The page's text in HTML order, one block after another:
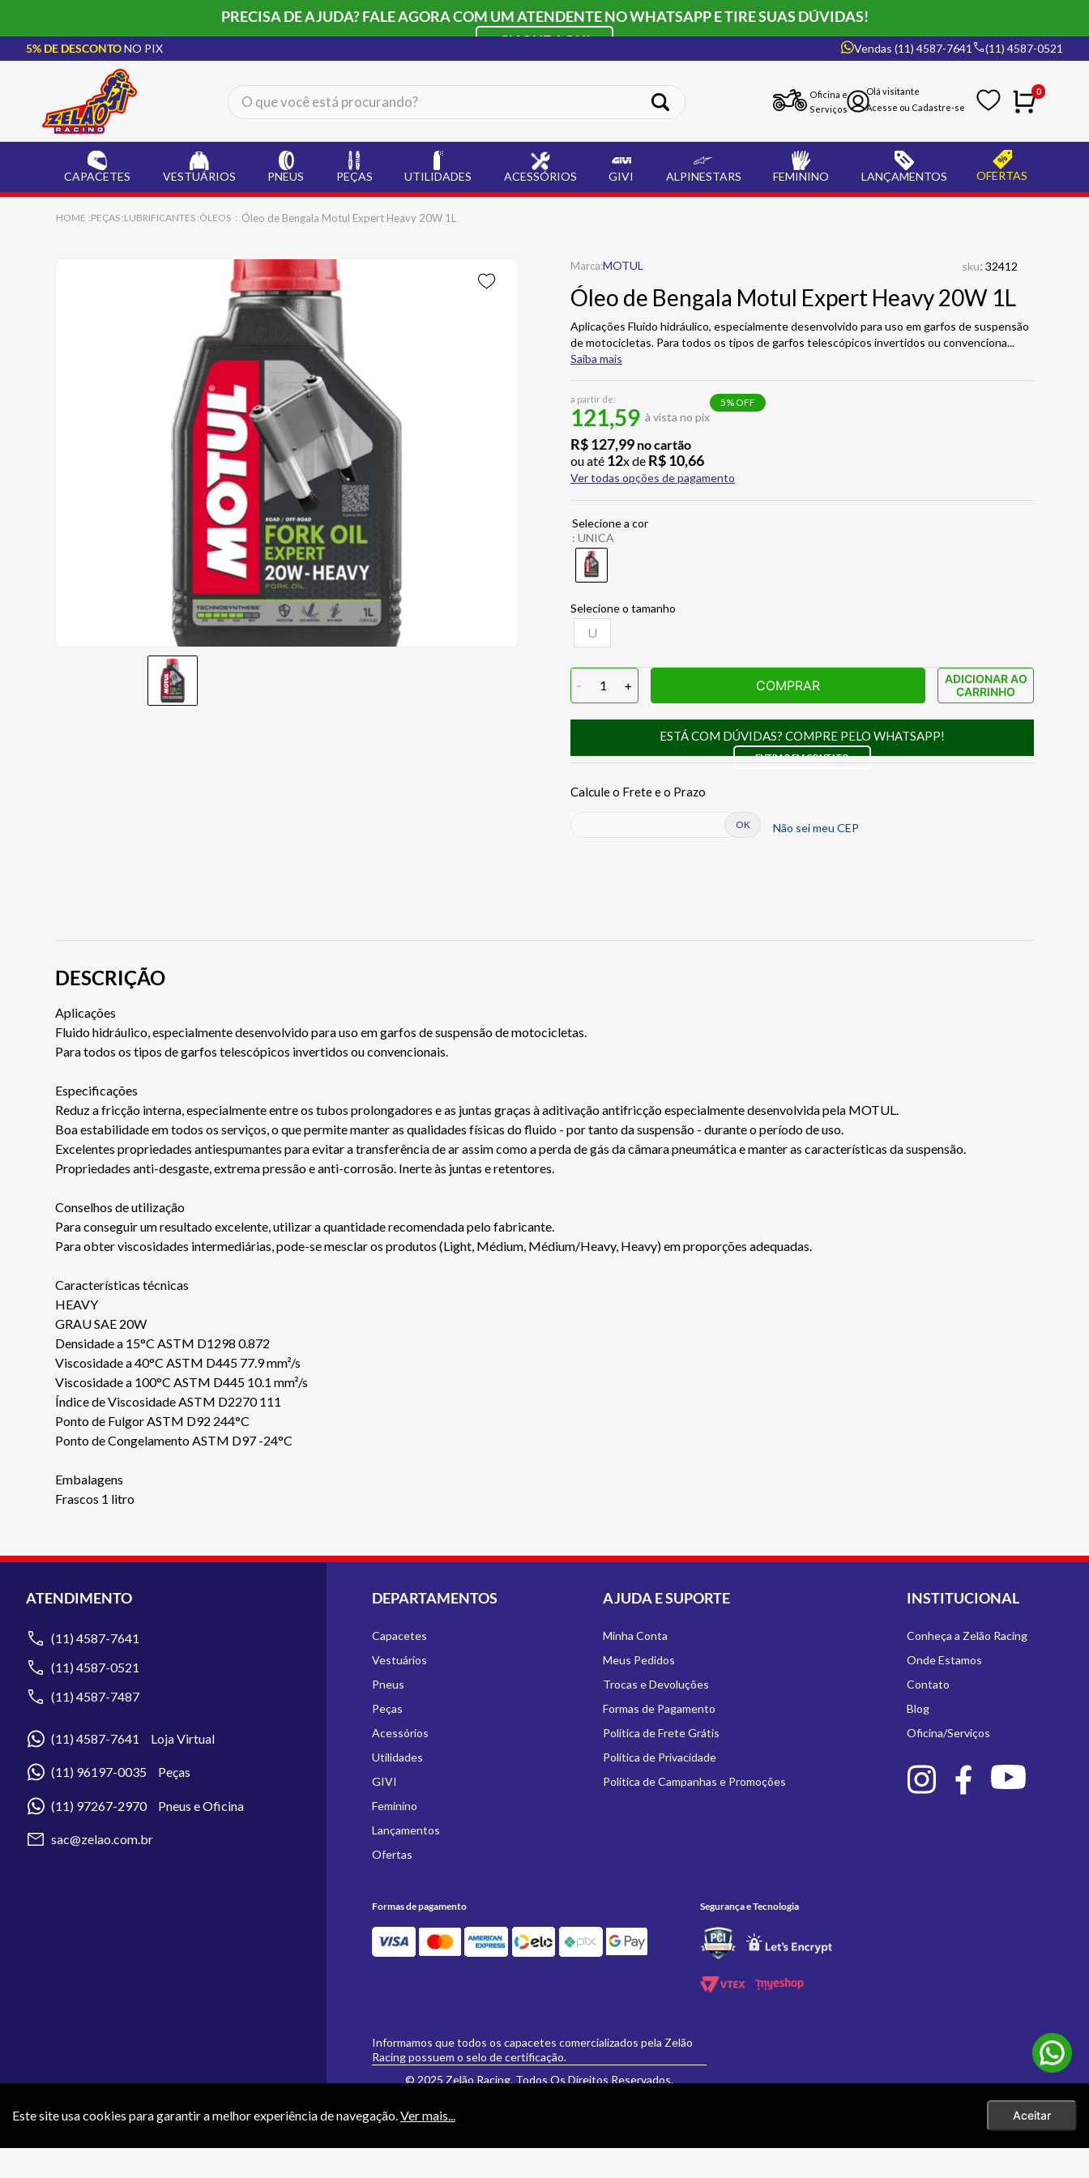
PRECISA DE AJUDA? FALE AGORA COM UM ATENDENTE NO WHATSAPP E TIRE SUAS DÚVIDAS!
CLIQUE AQUI
5% DE DESCONTONO PIX Vendas (11) 4587-7641 (11) 4587-0521
O que você está procurando?
Oficina e
Serviços
0
CAPACETES VESTUÁRIOS PNEUS PEÇAS UTILIDADES ACESSÓRIOS GIVI ALPINESTARS FEMININO LANÇAMENTOS OFERTAS
Este site usa cookies para garantir a melhor experiência de navegação.Ver mais... Aceitar
PEÇAS LUBRIFICANTES ÓLEOS Óleo de Bengala Motul Expert Heavy 20W 1L
MOTUL sku: 32412
Óleo de Bengala Motul Expert Heavy 20W 1L
Aplicações Fluido hidráulico, especialmente desenvolvido para uso em garfos de suspensão
de motocicletas. Para todos os tipos de garfos telescópicos invertidos ou convenciona...
Saiba mais
a partir de:
121,59 à vista no pix
5% OFF
R$127,99 no cartão
ou até 12x de R$10,66
Ver todas opções de pagamento
: UNICA
U
- 1 + COMPRAR
ADICIONAR AO
CARRINHO
ESTÁ COM DÚVIDAS? COMPRE PELO WHATSAPP!
ENTRAR EM CONTATO
Não sei meu CEP
DESCRIÇÃO
Aplicações
Fluido hidráulico, especialmente desenvolvido para uso em garfos de suspensão de motocicletas.
Para todos os tipos de garfos telescópicos invertidos ou convencionais.
Especificações
Reduz a fricção interna, especialmente entre os tubos prolongadores e as juntas graças à aditivação antifricção especialmente desenvolvida pela MOTUL.
Boa estabilidade em todos os serviços, o que permite manter as qualidades físicas do fluido - por tanto da suspensão - durante o período de uso.
Excelentes propriedades antiespumantes para evitar a transferência de ar assim como a perda de gás da câmara pneumática e manter as características da suspensão.
Propriedades anti-desgaste, extrema pressão e anti-corrosão. Inerte às juntas e retentores.
Conselhos de utilização
Para conseguir um resultado excelente, utilizar a quantidade recomendada pelo fabricante.
Para obter viscosidades intermediárias, pode-se mesclar os produtos (Light, Médium, Médium/Heavy, Heavy) em proporções adequadas.
Características técnicas
HEAVY
GRAU SAE 20W
Densidade a 15°C ASTM D1298 0.872
Viscosidade a 40°C ASTM D445 77.9 mm²/s
Viscosidade a 100°C ASTM D445 10.1 mm²/s
Índice de Viscosidade ASTM D2270 111
Ponto de Fulgor ASTM D92 244°C
Ponto de Congelamento ASTM D97 -24°C
Embalagens
Frascos 1 litro
ATENDIMENTO
(11) 4587-7641
(11) 4587-0521
(11) 4587-7487
(11) 4587-7641 Loja Virtual
(11) 96197-0035 Peças
(11) 97267-2970 Pneus e Oficina
sac@zelao.com.br
DEPARTAMENTOS
Capacetes
Vestuários
Pneus
Peças
Acessórios
Utilidades
GIVI
Feminino
Lançamentos
Ofertas
AJUDA E SUPORTE
Minha Conta
Meus Pedidos
Trocas e Devoluções
Formas de Pagamento
Política de Frete Grátis
Política de Privacidade
Política de Campanhas e Promoções
INSTITUCIONAL
Conheça a Zelão Racing
Onde Estamos
Contato
Blog
Oficina/Serviços
Formas de pagamento Segurança e Tecnologia
Informamos que todos os capacetes comercializados pela Zelão
Racing possuem o selo de certificação.
© 2025 Zelão Racing. Todos Os Direitos Reservados.
efetivamente formulados e aceitos não se aplicarão eventuais alterações posteriores de preço. |
CAPACETE LS2
2º BOTA
3º JAQUETA
ALPINESTAR
AIROH
CALÇA
BOTAS